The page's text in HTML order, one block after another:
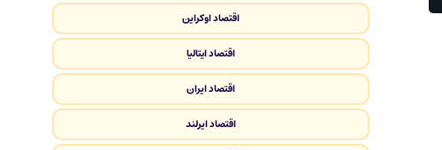
اقتصاد اوکراین
اقتصاد ایتالیا
اقتصاد ایران
اقتصاد ایرلند